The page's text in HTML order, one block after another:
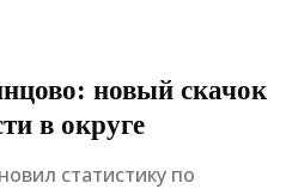
новый скачок
в округе
статистику по